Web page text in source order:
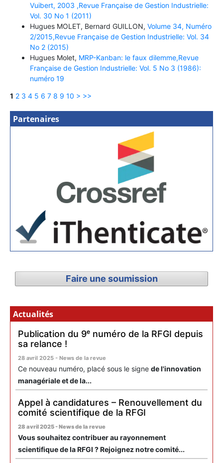
Vuibert, 2003 ,Revue Française de Gestion Industrielle:
Vol. 30 No 1 (2011)
Hugues MOLET, Bernard GUILLON, Volume 34, Numéro
2/2015,Revue Française de Gestion Industrielle: Vol. 34
No 2 (2015)
Hugues Molet, MRP-Kanban: le faux dilemme,Revue
Française de Gestion Industrielle: Vol. 5 No 3 (1986):
numéro 19
1 2 3 4 5 6 7 8 9 10 > >>
Partenaires
Faire une soumission
Actualités
Publication du 9ᵉ numéro de la RFGI depuis
sa relance !
28 avril 2025 - News de la revue
Ce nouveau numéro, placé sous le signe de l'innovation
managériale et de la...
Appel à candidatures – Renouvellement du
comité scientifique de la RFGI
28 avril 2025 - News de la revue
Vous souhaitez contribuer au rayonnement
scientifique de la RFGI ? Rejoignez notre comité...